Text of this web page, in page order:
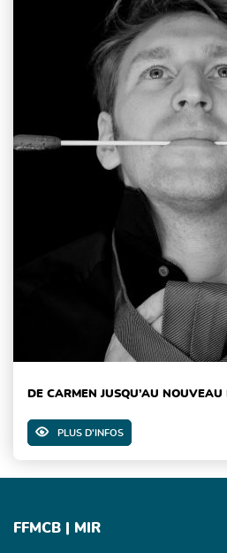
DE CARMEN JUSQU’AU NOUVEAU
PLUS D'INFOS
FFMCB | MIR